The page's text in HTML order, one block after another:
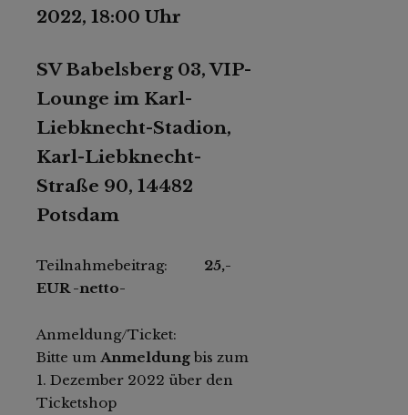
2022, 18:00 Uhr
SV Babelsberg 03, VIP-
Lounge im Karl-
Liebknecht-Stadion,
Karl-Liebknecht-
Straße 90, 14482
Potsdam
Teilnahmebeitrag: 25,-
EUR -netto-
Anmeldung/Ticket:
Bitte um Anmeldung bis zum
1. Dezember 2022 über den
Ticketshop